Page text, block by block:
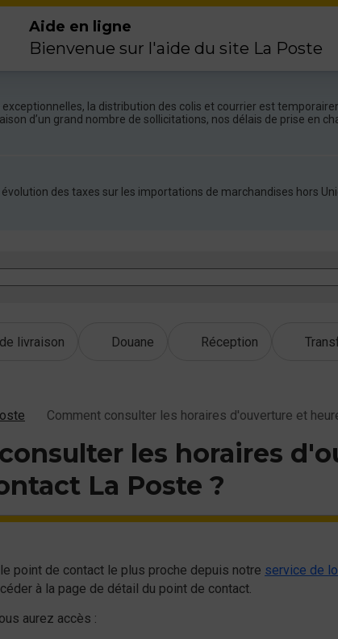
Aide en ligne
Bienvenue sur l'aide du site La Poste
la distribution des colis et courrier est
d’un grand nombre de sollicitations, nos délais de prise en
des taxes sur les importations de marchandises hors
livraison Douane Réception
Comment consulter les horaires d'ouverture et
les horaires
La Poste ?
point de contact le plus proche depuis notre service de
à la page de détail du point de contact.
aurez accès :